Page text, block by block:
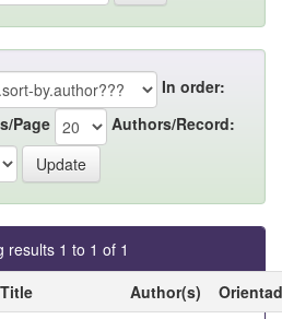
In order:
Page
Authors/Record:
results 1 to 1 of 1
Title Author(s)